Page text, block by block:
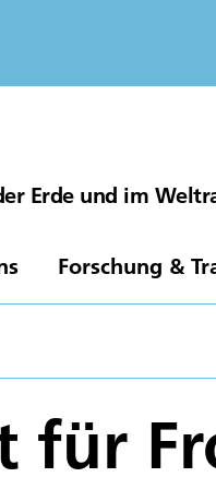
Erde und im
Forschung &
für